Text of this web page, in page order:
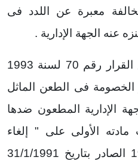
معبرة عن اللدد فى
عنه الجهة الإدارية .
ومن حيث إنه فى خصوص القرار رقم 70 لسنة 1993
فى 7/2/1993 مثار الخصومة فى الطعن الماثل
الإدارية المطعون ضدها
الأولى على " إلغاء
القرار رقم 54 لسنة 1991 الصادر بتاريخ 31/1/1991